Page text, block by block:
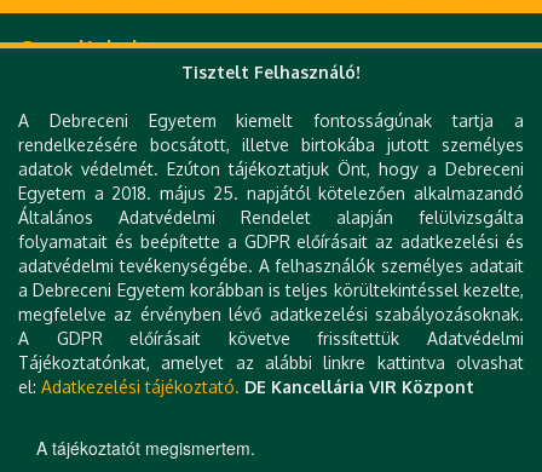
Gyorslinkek
e-Szervezet
e-Térkép
e-Learning
UniPass kártya
Zimbra
Mobil alkalmazások
Webkamera
Könyvtár (DEENK)
Tudóstér
DEA
MTMT
Impresszum
Technikai információk
Tisztelt Felhasználó!
A Debreceni Egyetem kiemelt fontosságúnak tartja a
rendelkezésére bocsátott, illetve birtokába jutott személyes
adatok védelmét. Ezúton tájékoztatjuk Önt, hogy a Debreceni
Egyetem a 2018. május 25. napjától kötelezően alkalmazandó
Általános Adatvédelmi Rendelet alapján felülvizsgálta
folyamatait és beépítette a GDPR előírásait az adatkezelési és
adatvédelmi tevékenységébe. A felhasználók személyes adatait
a Debreceni Egyetem korábban is teljes körültekintéssel kezelte,
megfelelve az érvényben lévő adatkezelési szabályozásoknak.
A GDPR előírásait követve frissítettük Adatvédelmi
Tájékoztatónkat, amelyet az alábbi linkre kattintva olvashat
el: Adatkezelési tájékoztató. DE Kancellária VIR Központ
A tájékoztatót megismertem.